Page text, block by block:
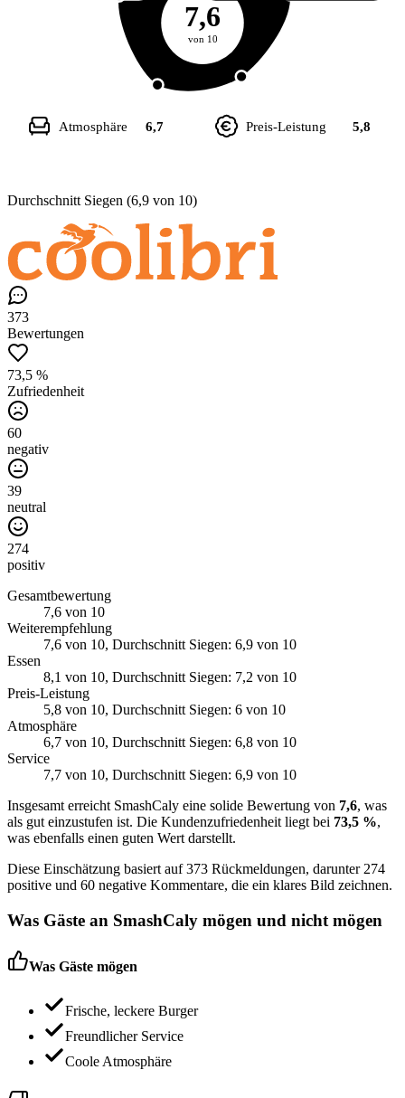
7,6
von 10
Preis-Leistung 5,8
Atmosphäre 6,7
Durchschnitt Siegen (6,9 von 10)
373
Bewertungen
73,5 %
Zufriedenheit
60
negativ
39
neutral
274
positiv
Gesamtbewertung
7,6 von 10
Weiterempfehlung
7,6 von 10, Durchschnitt Siegen: 6,9 von 10
Essen
8,1 von 10, Durchschnitt Siegen: 7,2 von 10
Preis-Leistung
5,8 von 10, Durchschnitt Siegen: 6 von 10
Atmosphäre
6,7 von 10, Durchschnitt Siegen: 6,8 von 10
Service
7,7 von 10, Durchschnitt Siegen: 6,9 von 10
Insgesamt erreicht SmashCaly eine solide Bewertung von 7,6, was
als gut einzustufen ist. Die Kundenzufriedenheit liegt bei 73,5 %,
was ebenfalls einen guten Wert darstellt.
Diese Einschätzung basiert auf 373 Rückmeldungen, darunter 274
positive und 60 negative Kommentare, die ein klares Bild zeichnen.
Was Gäste an SmashCaly mögen und nicht mögen
Was Gäste mögen
Frische, leckere Burger
Freundlicher Service
Coole Atmosphäre